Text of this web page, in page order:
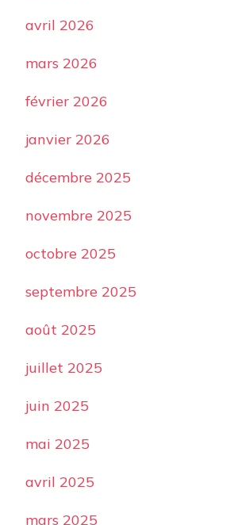
avril 2026
mars 2026
février 2026
janvier 2026
décembre 2025
novembre 2025
octobre 2025
septembre 2025
août 2025
juillet 2025
juin 2025
mai 2025
avril 2025
mars 2025